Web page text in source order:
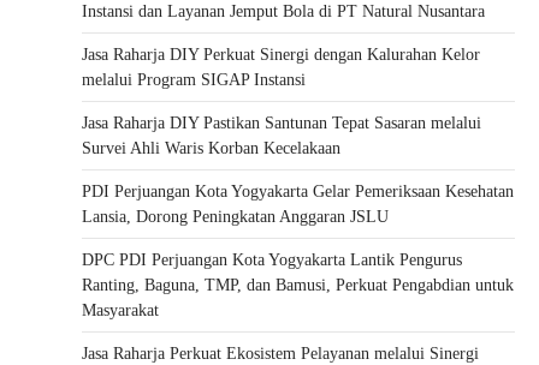
Instansi dan Layanan Jemput Bola di PT Natural Nusantara
Jasa Raharja DIY Perkuat Sinergi dengan Kalurahan Kelor
melalui Program SIGAP Instansi
Jasa Raharja DIY Pastikan Santunan Tepat Sasaran melalui
Survei Ahli Waris Korban Kecelakaan
PDI Perjuangan Kota Yogyakarta Gelar Pemeriksaan Kesehatan
Lansia, Dorong Peningkatan Anggaran JSLU
DPC PDI Perjuangan Kota Yogyakarta Lantik Pengurus
Ranting, Baguna, TMP, dan Bamusi, Perkuat Pengabdian untuk
Masyarakat
Jasa Raharja Perkuat Ekosistem Pelayanan melalui Sinergi